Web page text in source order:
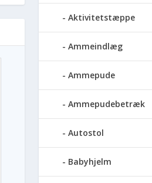
Aktivitetstæppe
Ammeindlæg
Ammepude
Ammepudebetræk
Autostol
Babyhjelm